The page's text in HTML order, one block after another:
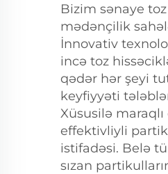
Bizim sənaye
mədənçilik
İnnovativ
incə toz
qədər hər şeyi
keyfiyyəti
Xüsusilə
effektivliyli
istifadəsi. Belə
sızan